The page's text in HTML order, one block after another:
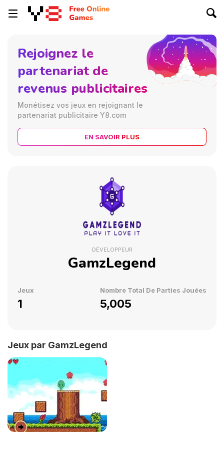
DÉVELOPPEUR
GamzLegend
Jeux
1
Nombre Total De Parties Jouées
5,005
Rejoignez le
partenariat de
revenus publicitaires
Monétisez vos jeux en rejoignant le
partenariat publicitaire Y8.com
EN SAVOIR PLUS
Jeux par GamzLegend